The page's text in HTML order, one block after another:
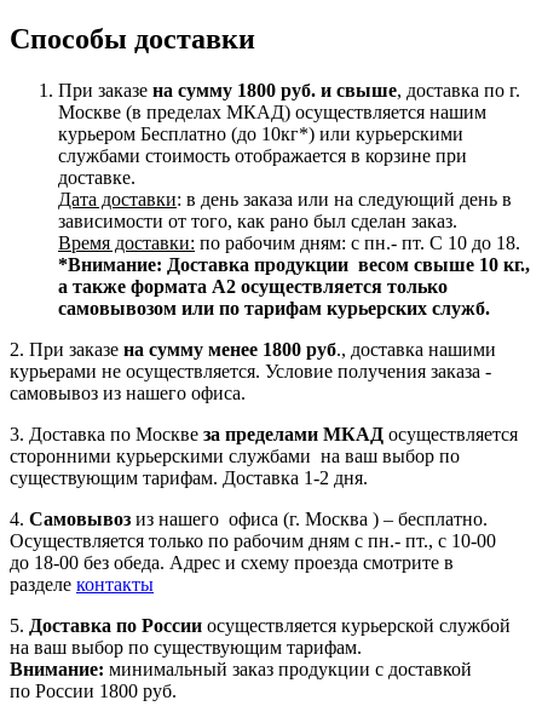
Способы доставки
При заказе на сумму 1800 руб. и свыше, доставка по г.
Москве (в пределах МКАД) осуществляется нашим
курьером Бесплатно (до 10кг*) или курьерскими
службами стоимость отображается в корзине при
доставке.
Дата доставки: в день заказа или на следующий день в
зависимости от того, как рано был сделан заказ.
Время доставки: по рабочим дням: с пн.- пт. С 10 до 18.
*Внимание: Доставка продукции весом свыше 10 кг.,
а также формата А2 осуществляется только
самовывозом или по тарифам курьерских служб.
2. При заказе на сумму менее 1800 руб., доставка нашими
курьерами не осуществляется. Условие получения заказа -
самовывоз из нашего офиса.
3. Доставка по Москве за пределами МКАД осуществляется
сторонними курьерскими службами на ваш выбор по
существующим тарифам. Доставка 1-2 дня.
4. Самовывоз из нашего офиса (г. Москва ) – бесплатно.
Осуществляется только по рабочим дням с пн.- пт., с 10-00
до 18-00 без обеда. Адрес и схему проезда смотрите в
разделе контакты
5. Доставка по России осуществляется курьерской службой
на ваш выбор по существующим тарифам.
Внимание: минимальный заказ продукции с доставкой
по России 1800 руб.